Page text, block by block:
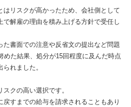
はリスクが高かったため、会社側として
解雇の理由を積み上げる方針で受任し
書面での注意や反省文の提出など問題
めた結果、処分が15回程度に及んだ時点
れました。
クの高い選択です。
すまでの給与を請求されることもあり